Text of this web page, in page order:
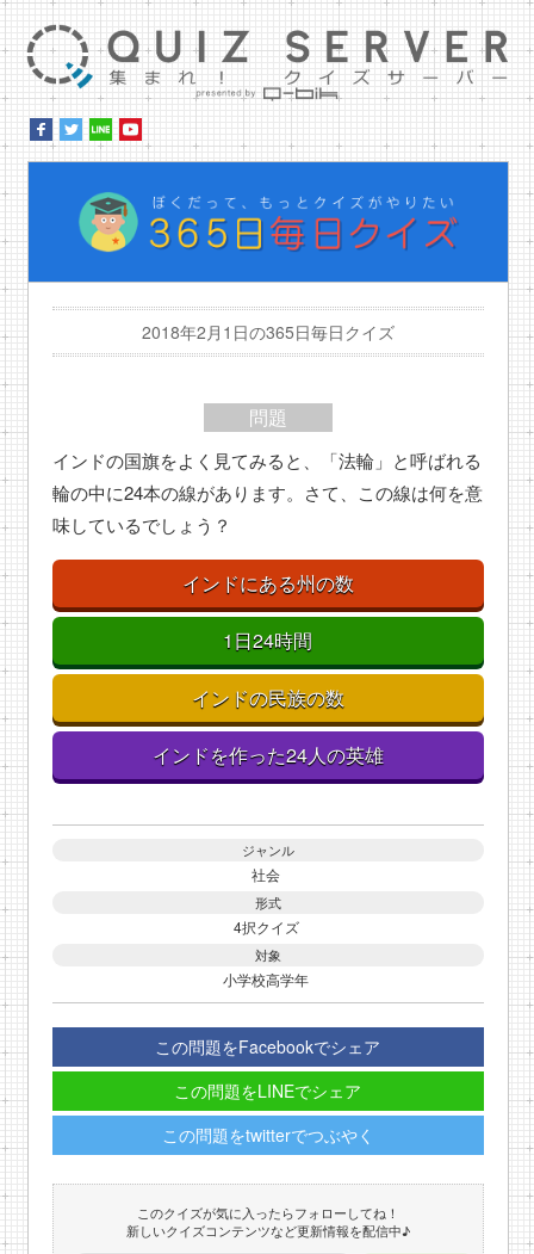
2018年2月1日の365日毎日クイズ
問題
インドの国旗をよく見てみると、「法輪」と呼ばれる
輪の中に24本の線があります。さて、この線は何を意
味しているでしょう？
インドにある州の数
1日24時間
インドの民族の数
インドを作った24人の英雄
ジャンル
社会
形式
4択クイズ
対象
小学校高学年
この問題をFacebookでシェア
この問題をLINEでシェア
この問題をtwitterでつぶやく
このクイズが気に入ったらフォローしてね！
新しいクイズコンテンツなど更新情報を配信中♪